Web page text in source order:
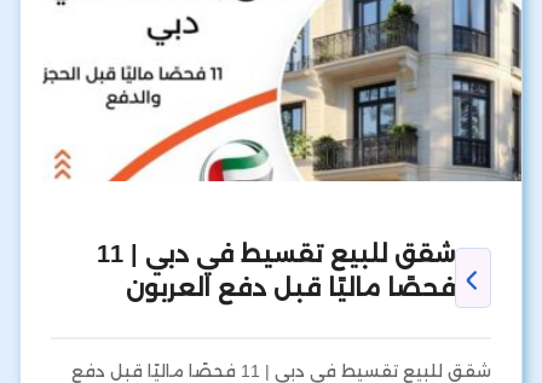
شقق للبيع تقسيط في دبي | 11
فحصًا ماليًا قبل دفع العربون
شقق للبيع تقسيط في دبي | 11 فحصًا ماليًا قبل دفع